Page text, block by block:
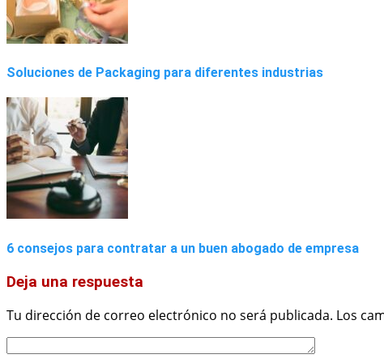
Soluciones de Packaging para diferentes industrias
6 consejos para contratar a un buen abogado de empresa
Deja una respuesta
Tu dirección de correo electrónico no será publicada. Los